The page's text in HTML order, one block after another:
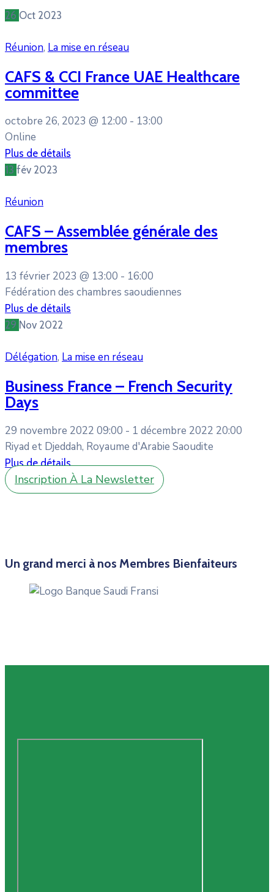
26 Oct 2023
Réunion, La mise en réseau
CAFS & CCI France UAE Healthcare
committee
octobre 26, 2023 @ 12:00 - 13:00
Online
Plus de détails
13 fév 2023
Réunion
CAFS – Assemblée générale des
membres
13 février 2023 @ 13:00 - 16:00
Fédération des chambres saoudiennes
Plus de détails
29 Nov 2022
Délégation, La mise en réseau
Business France – French Security
Days
29 novembre 2022 09:00 - 1 décembre 2022 20:00
Riyad et Djeddah, Royaume d'Arabie Saoudite
Plus de détails
Inscription À La Newsletter
Un grand merci à nos Membres Bienfaiteurs